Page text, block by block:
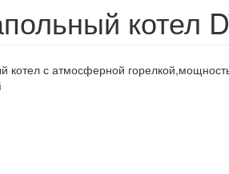
котел
котел с атмосферной